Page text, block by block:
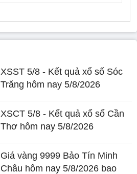
XSST 5/8 - Kết quả xổ số Sóc
Trăng hôm nay 5/8/2026
XSCT 5/8 - Kết quả xổ số Cần
Thơ hôm nay 5/8/2026
Giá vàng 9999 Bảo Tín Minh
Châu hôm nay 5/8/2026 bao